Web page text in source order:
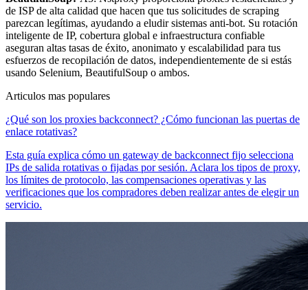
de ISP de alta calidad que hacen que tus solicitudes de scraping
parezcan legítimas, ayudando a eludir sistemas anti-bot. Su rotación
inteligente de IP, cobertura global e infraestructura confiable
aseguran altas tasas de éxito, anonimato y escalabilidad para tus
esfuerzos de recopilación de datos, independientemente de si estás
usando Selenium, BeautifulSoup o ambos.
Articulos mas populares
¿Qué son los proxies backconnect? ¿Cómo funcionan las puertas de
enlace rotativas?
Esta guía explica cómo un gateway de backconnect fijo selecciona
IPs de salida rotativas o fijadas por sesión. Aclara los tipos de proxy,
los límites de protocolo, las compensaciones operativas y las
verificaciones que los compradores deben realizar antes de elegir un
servicio.